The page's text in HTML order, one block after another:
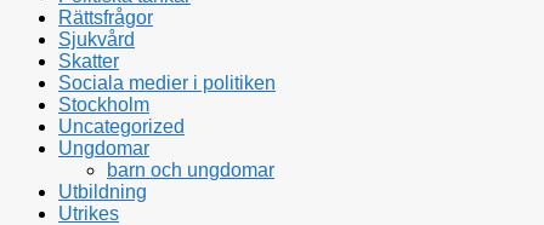
Rättsfrågor
Sjukvård
Skatter
Sociala medier i politiken
Stockholm
Uncategorized
Ungdomar
barn och ungdomar
Utbildning
Utrikes